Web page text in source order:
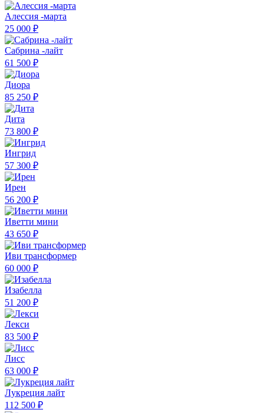
Алессия -марта
25 000 ₽
Сабрина -лайт
61 500 ₽
Диора
85 250 ₽
Дита
73 800 ₽
Ингрид
57 300 ₽
Ирен
56 200 ₽
Иветти мини
43 650 ₽
Иви трансформер
60 000 ₽
Изабелла
51 200 ₽
Лекси
83 500 ₽
Лисс
63 000 ₽
Лукреция лайт
112 500 ₽